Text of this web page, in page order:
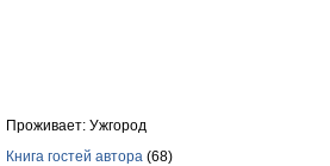
Проживает: Ужгород
Книга гостей автора (68)